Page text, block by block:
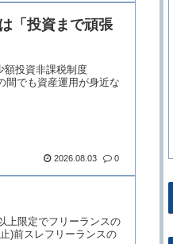
「投資まで頑張
額投資非課税制度
間でも資産運用が身近な
2026.08.03 0
上限定でフリーランスの
)前スレフリーランスの